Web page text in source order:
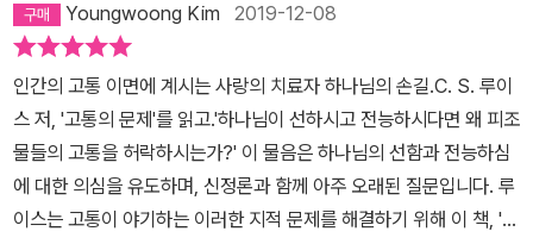
글을 쓰기란 매우 힘드리라 생각된다. 자신의 관점을 뚜렸이 이끌어
가며 그렇다고 남들의 관점도 무시하지 않음을 드러내주는 글.그리고
하나하나 밟아가며 이해 할 수밖에 없게끔 만들어 주는 글. 고통가운
데 있는 분이라면 꼭 한번 읽어보았으면 하는 책이다. 책에서 '하나님
이 선하고 전능한 존재라면, 왜 자신의 피조물들이 고통을 당하도록
허락하시는가?'라고 한다. 나의 개인적인 입장으로 말하자면,선하시
고 전능하시기에 그리고 그분의 섭리가운데에 진행되어져 가기에허
Youngwoong Kim 2019-12-08
인간의 고통 이면에 계시는 사랑의 치료자 하나님의 손길.C. S. 루이
스 저, '고통의 문제'를 읽고.'하나님이 선하시고 전능하시다면 왜 피조
물들의 고통을 허락하시는가?' 이 물음은 하나님의 선함과 전능하심
에 대한 의심을 유도하며, 신정론과 함께 아주 오래된 질문입니다. 루
이스는 고통이 야기하는 이러한 지적 문제를 해결하기 위해 이 책, '고